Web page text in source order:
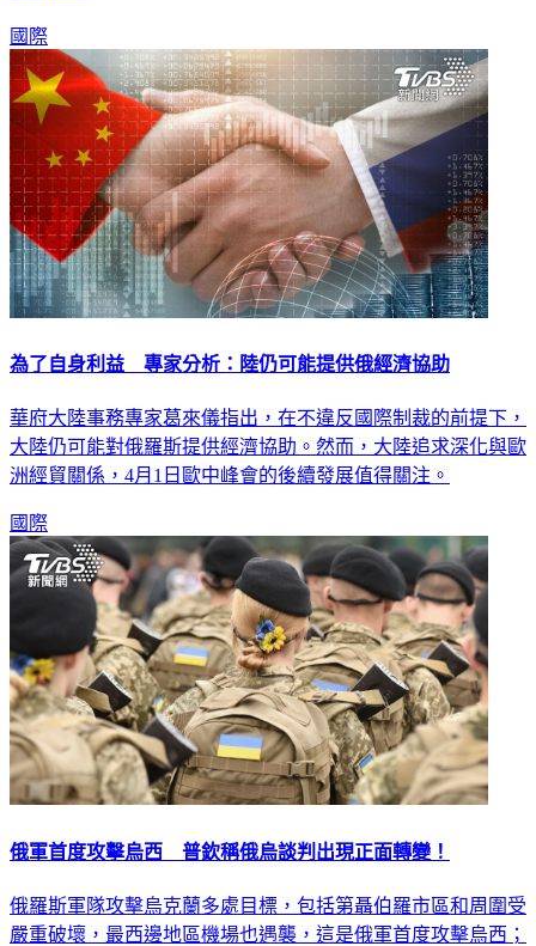
國際
為了自身利益 專家分析：陸仍可能提供俄經濟協助
華府大陸事務專家葛來儀指出，在不違反國際制裁的前提下，
大陸仍可能對俄羅斯提供經濟協助。然而，大陸追求深化與歐
洲經貿關係，4月1日歐中峰會的後續發展值得關注。
國際
俄軍首度攻擊烏西 普欽稱俄烏談判出現正面轉變！
俄羅斯軍隊攻擊烏克蘭多處目標，包括第聶伯羅市區和周圍受
嚴重破壞，最西邊地區機場也遇襲，這是俄軍首度攻擊烏西；